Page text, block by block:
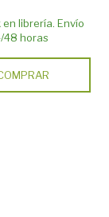
en librería. Envío
48 horas